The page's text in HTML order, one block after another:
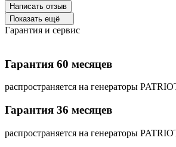
Написать отзыв
Показать ещё
Гарантия и сервис
Гарантия 60 месяцев
распространяется на генераторы
Гарантия 36 месяцев
распространяется на генераторы